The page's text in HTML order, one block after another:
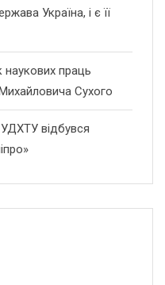
Україна, і є її
наукових праць
Сухого
відбувся